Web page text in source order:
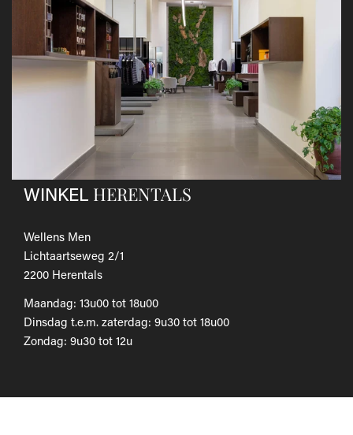
andere koerier; de kosten hiervan zijn voor eigen
rekening.
Gebruik hiervoor hetretourformulier.
​Het door jou betaalde bedrag wordt zo snel mogelijk
teruggestort.
Als je het wilt omruilen voor een ander artikel, dien je een
nieuwe bestelling te plaatsen.
Voor onze uitgebreide beleid betreffende verzenden en
retourneren, raadpleeg onze Veelgestelde vragen
WINKEL HERENTALS
Wellens Men
Lichtaartseweg 2/1
2200 Herentals
Maandag: 13u00 tot 18u00
Dinsdag t.e.m. zaterdag: 9u30 tot 18u00
Zondag: 9u30 tot 12u